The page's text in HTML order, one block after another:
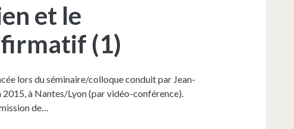
et le
(1)
lors du séminaire/colloque conduit par Jean-
à Nantes/Lyon (par vidéo-conférence).
de…